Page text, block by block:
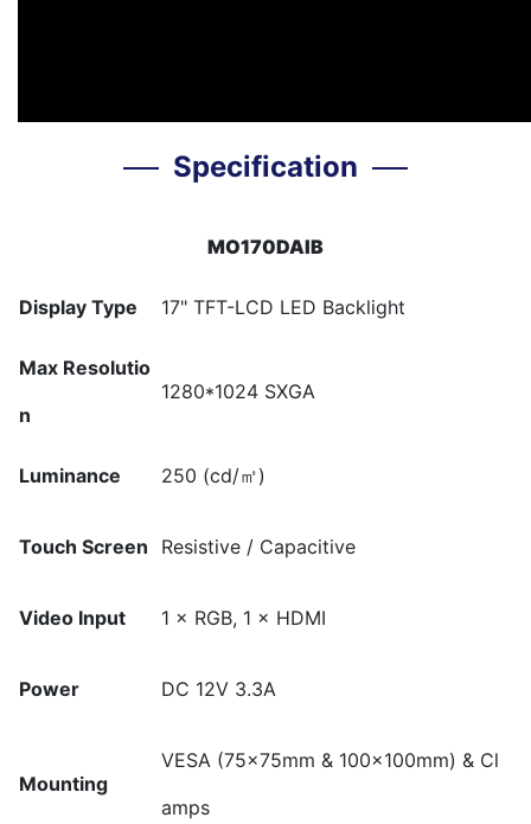
Specification
MO170DAIB
Display Type 17" TFT-LCD LED Backlight
Max Resolutio
n
1280*1024 SXGA
Luminance 250 (cd/㎡)
Touch Screen Resistive / Capacitive
Video Input 1 × RGB, 1 × HDMI
Power DC 12V 3.3A
Mounting
VESA (75×75mm & 100×100mm) & Cl
amps